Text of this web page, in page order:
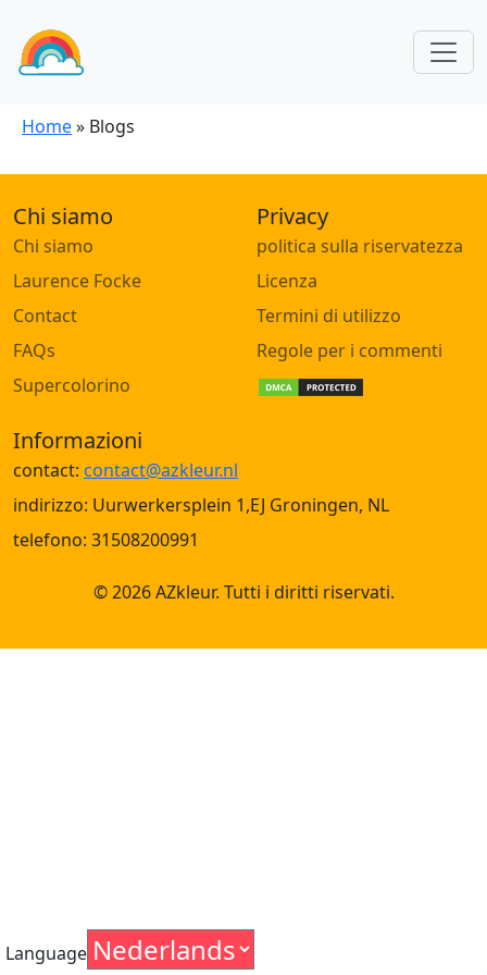
Home» Blogs
Language
Chi siamo
Chi siamo
Laurence Focke
Contact
FAQs
Supercolorino
Privacy
politica sulla riservatezza
Licenza
Termini di utilizzo
Regole per i commenti
Informazioni
contact: contact@azkleur.nl
indirizzo: Uurwerkersplein 1,EJ Groningen, NL
telefono: 31508200991
© 2026 AZkleur. Tutti i diritti riservati.